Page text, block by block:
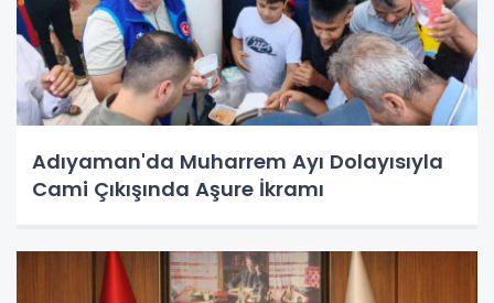
Adıyaman'da Muharrem Ayı Dolayısıyla
Cami Çıkışında Aşure İkramı